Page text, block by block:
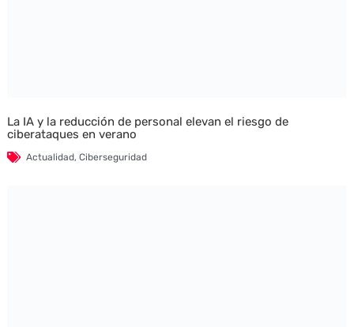
La IA y la reducción de personal elevan el riesgo de
ciberataques en verano
Actualidad, Ciberseguridad